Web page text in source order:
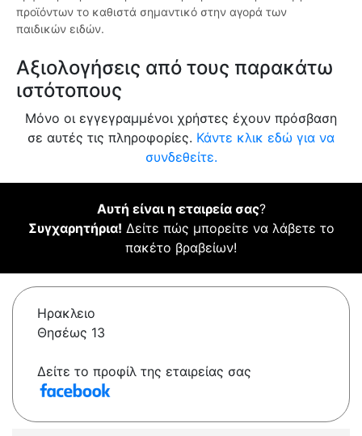
προϊόντων το καθιστά σημαντικό στην αγορά των
παιδικών ειδών.
Αξιολογήσεις από τους παρακάτω
ιστότοπους
Μόνο οι εγγεγραμμένοι χρήστες έχουν πρόσβαση
σε αυτές τις πληροφορίες. Κάντε κλικ εδώ για να
συνδεθείτε.
Αυτή είναι η εταιρεία σας?
Συγχαρητήρια! Δείτε πώς μπορείτε να λάβετε το
πακέτο βραβείων!
Ηρακλειο
Θησέως 13
Δείτε το προφίλ της εταιρείας σας